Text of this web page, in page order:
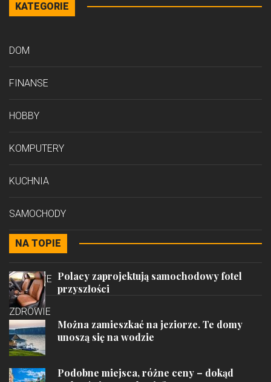
KATEGORIE
DOM
FINANSE
HOBBY
KOMPUTERY
KUCHNIA
SAMOCHODY
STYL
PODRÓŻE
ZDROWIE
NA TOPIE
Polacy zaprojektują samochodowy fotel
przyszłości
Można zamieszkać na jeziorze. Te domy
unoszą się na wodzie
Podobne miejsca, różne ceny – dokąd